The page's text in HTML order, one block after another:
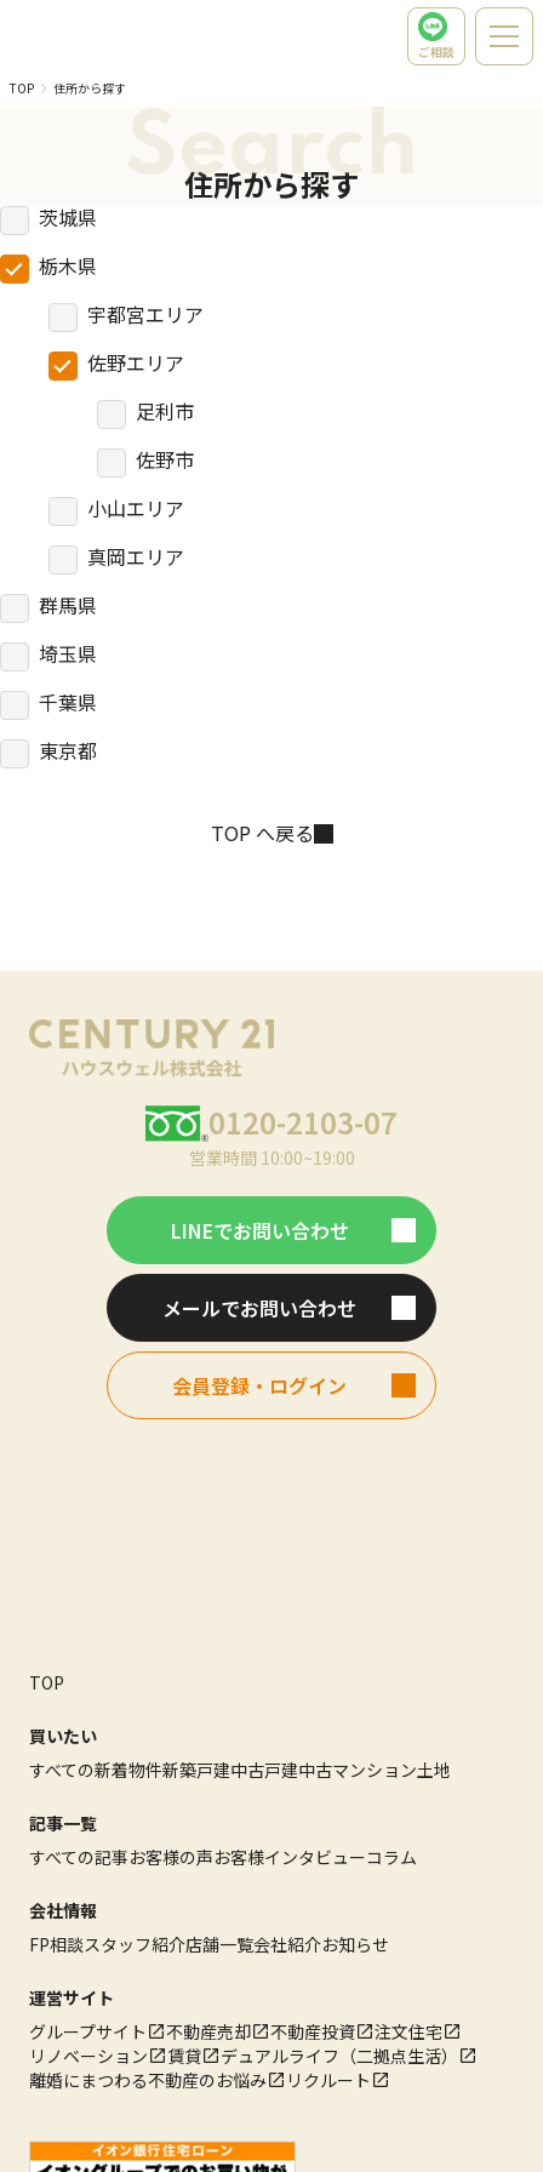
ご相談
TOP
住所から探す
Search
住所から探す
茨城県
栃木県
宇都宮エリア
佐野エリア
足利市
佐野市
小山エリア
真岡エリア
群馬県
埼玉県
千葉県
東京都
TOP へ戻る
0120-2103-07
営業時間 10:00~19:00
LINEでお問い合わせ
メールでお問い合わせ
会員登録・ログイン
TOP
買いたい
すべての新着物件新築戸建中古戸建中古マンション土地
記事一覧
すべての記事お客様の声お客様インタビューコラム
会社情報
FP相談スタッフ紹介店舗一覧会社紹介お知らせ
運営サイト
グループサイト
不動産売却 不動産投資
注文住宅
リノベーション
賃貸
デュアルライフ（二拠点生活）
離婚にまつわる不動産のお悩み
リクルート